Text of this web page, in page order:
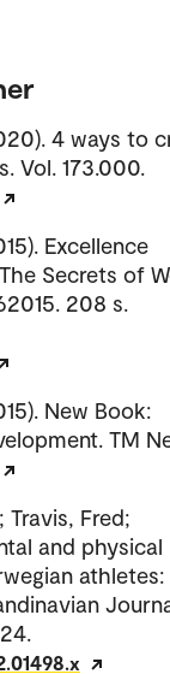
4 ways to
Vol. 173.000.
Excellence
Secrets of
208 s.
New Book:
TM
; Travis, Fred;
and physical
athletes: